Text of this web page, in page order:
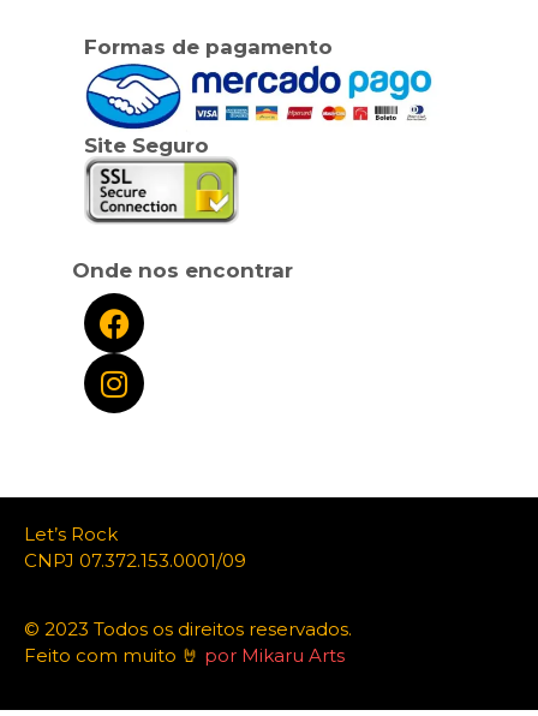
Formas de pagamento
Site Seguro
Onde nos encontrar
Let’s Rock
CNPJ 07.372.153.0001/09
© 2023 Todos os direitos reservados.
Feito com muito 🤘 por Mikaru Arts